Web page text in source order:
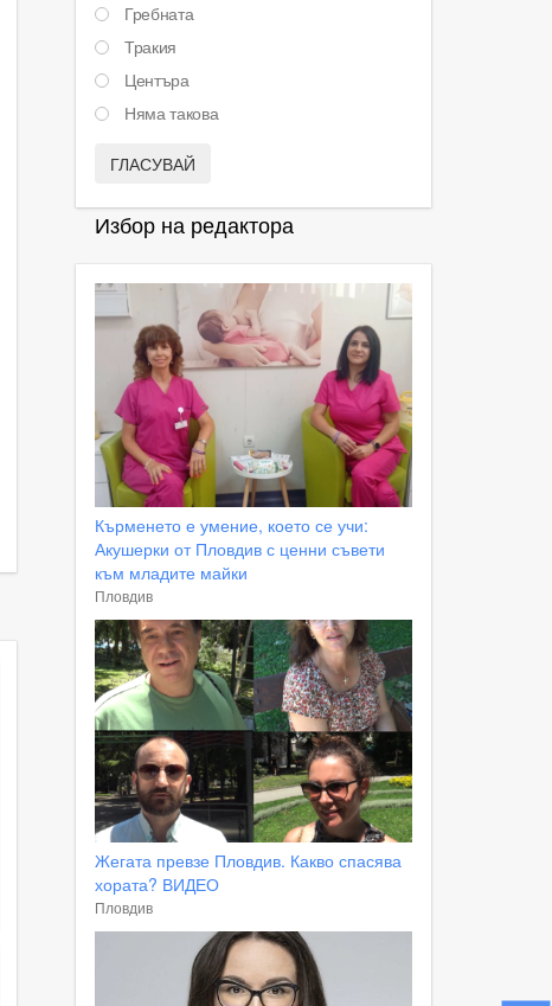
Гребната
Тракия
Центъра
Няма такова
ГЛАСУВАЙ
Избор на редактора
Кърменето е умение, което се учи:
Акушерки от Пловдив с ценни съвети
към младите майки
Пловдив
Жегата превзе Пловдив. Какво спасява
хората? ВИДЕО
Пловдив